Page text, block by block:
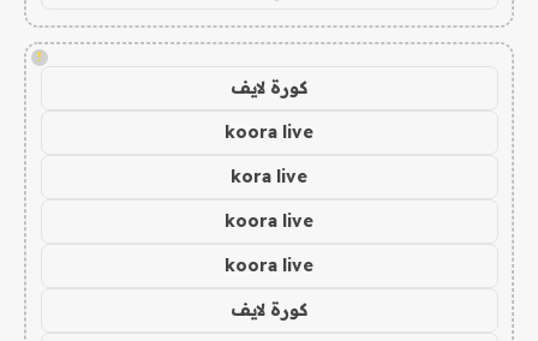
!
كورة لايف
koora live
kora live
koora live
koora live
كورة لايف